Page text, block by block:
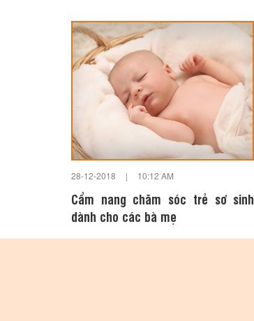
28-12-2018 | 10:12 AM
Cẩm nang chăm sóc trẻ sơ sinh
dành cho các bà mẹ